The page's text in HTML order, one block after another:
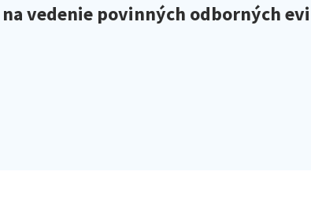
vedenie povinných odborných